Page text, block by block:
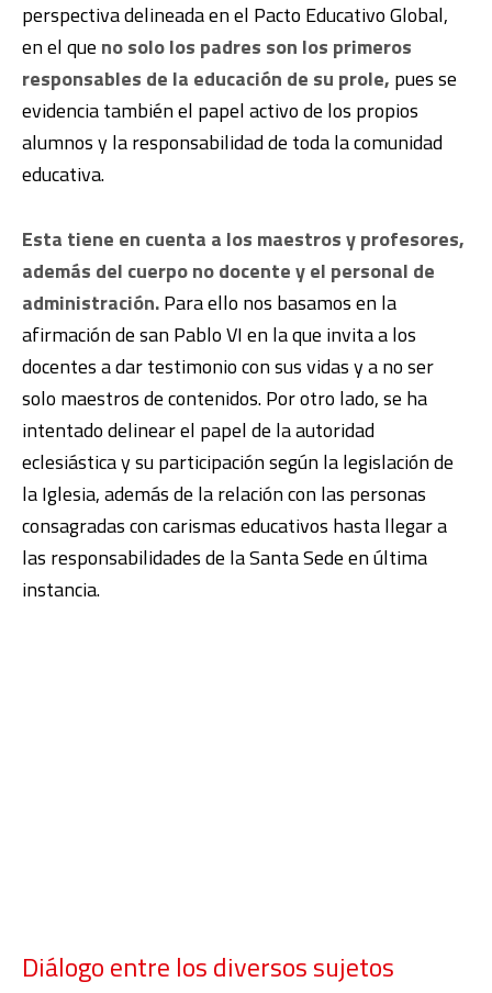
perspectiva delineada en el Pacto Educativo Global,
en el que no solo los padres son los primeros
responsables de la educación de su prole, pues se
evidencia también el papel activo de los propios
alumnos y la responsabilidad de toda la comunidad
educativa.
Esta tiene en cuenta a los maestros y profesores,
además del cuerpo no docente y el personal de
administración.Para ello nos basamos en la
afirmación de san Pablo VI en la que invita a los
docentes a dar testimonio con sus vidas y a no ser
solo maestros de contenidos. Por otro lado, se ha
intentado delinear el papel de la autoridad
eclesiástica y su participación según la legislación de
la Iglesia, además de la relación con las personas
consagradas con carismas educativos hasta llegar a
las responsabilidades de la Santa Sede en última
instancia.
Diálogo entre los diversos sujetos